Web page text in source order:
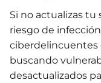
Si no actualizas
riesgo de
buscando
desactualizados